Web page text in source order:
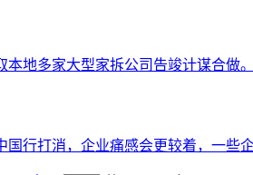
本地多家大型家拆公司告竣计谋合
国行打消，企业痛感会更较着，一